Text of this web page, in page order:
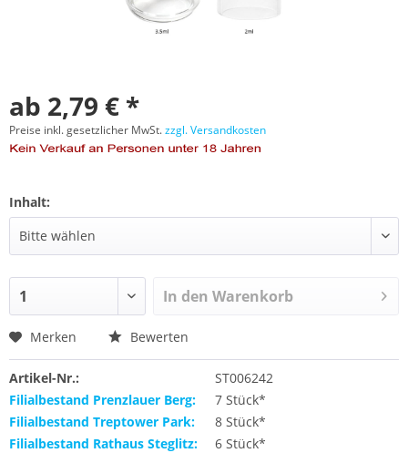
ab 2,79 € *
Preise inkl. gesetzlicher MwSt.zzgl. Versandkosten
Inhalt:
In den Warenkorb
Merken Bewerten
Artikel-Nr.:
ST006242
Filialbestand Prenzlauer Berg:
7 Stück*
Filialbestand Treptower Park:
8 Stück*
Filialbestand Rathaus Steglitz:
6 Stück*